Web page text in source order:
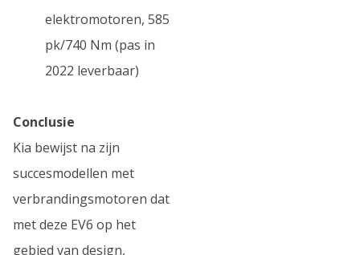
elektromotoren, 585
pk/740 Nm (pas in
2022 leverbaar)
Conclusie
Kia bewijst na zijn
succesmodellen met
verbrandingsmotoren dat
met deze EV6 op het
gebied van design,